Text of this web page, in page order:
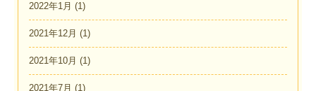
2022年1月 (1)
2021年12月 (1)
2021年10月 (1)
2021年7月 (1)